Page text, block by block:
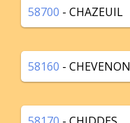
58700 - CHAZEUIL
58160 - CHEVENON